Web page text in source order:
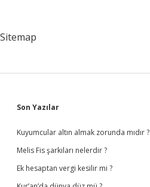
Sitemap
Sidebar
Son Yazılar
Kuyumcular altın almak zorunda mıdır ?
Melis Fis şarkıları nelerdir ?
Ek hesaptan vergi kesilir mi ?